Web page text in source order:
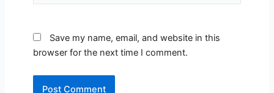
Save my name, email, and website in this
browser for the next time I comment.